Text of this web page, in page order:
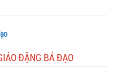
ĐẶNG BÁ ĐẠO